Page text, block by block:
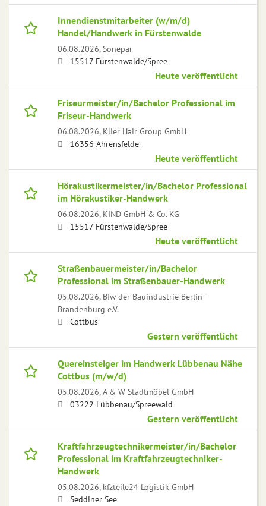
Innendienstmitarbeiter (w/m/d)
Handel/Handwerk in Fürstenwalde
06.08.2026,Sonepar
15517 Fürstenwalde/Spree
Heute veröffentlicht
Friseurmeister/in/Bachelor Professional im
Friseur-Handwerk
06.08.2026, Klier Hair Group GmbH
16356 Ahrensfelde
Heute veröffentlicht
Hörakustikermeister/in/Bachelor Professional
im Hörakustiker-Handwerk
06.08.2026, KIND GmbH & Co. KG
15517 Fürstenwalde/Spree
Heute veröffentlicht
Straßenbauermeister/in/Bachelor
Professional im Straßenbauer-Handwerk
05.08.2026, Bfw der Bauindustrie Berlin-
Brandenburg e.V.
Cottbus
Gestern veröffentlicht
Quereinsteiger im Handwerk Lübbenau Nähe
Cottbus (m/w/d)
05.08.2026,A & W Stadtmöbel GmbH
03222 Lübbenau/Spreewald
Gestern veröffentlicht
Kraftfahrzeugtechnikermeister/in/Bachelor
Professional im Kraftfahrzeugtechniker-
Handwerk
05.08.2026, kfzteile24 Logistik GmbH
Seddiner See